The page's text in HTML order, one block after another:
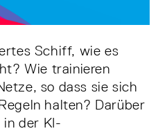
Schiff, wie es
Wie trainieren
so dass sie sich
halten? Darüber
der KI-